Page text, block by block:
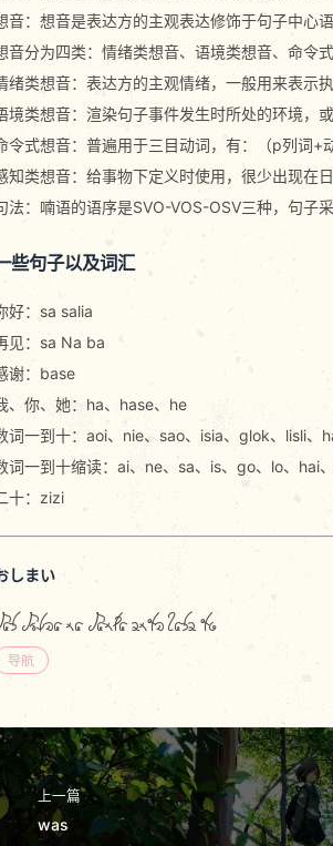
音：想音是表达方的主观表达修饰于句子中心
音分为四类：情绪类想音、语境类想音、命令
绪类想音：表达方的主观情绪，一般用来表示
境类想音：渲染句子事件发生时所处的环境，
令式想音：普遍用于三目动词，有：（p列词+
知类想音：给事物下定义时使用，很少出现在
法：喃语的语序是SVO-VOS-OSV三种，句子
些句子以及词汇
好：sa salia
见：sa Na ba
谢：base
、你、她：ha、hase、he
词一到十：aoi、nie、sao、isia、glok、lisli、
词一到十缩读：ai、ne、sa、is、go、lo、hai
十：zizi
しまい
wrlia na wanma endi hase du
导航
上一篇
was